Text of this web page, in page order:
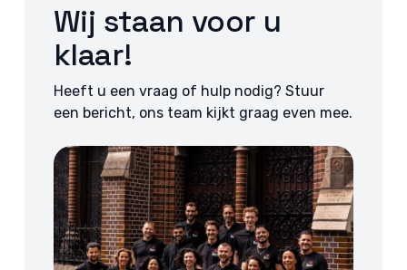
Wij staan voor u
klaar!
Heeft u een vraag of hulp nodig? Stuur
een bericht, ons team kijkt graag even mee.